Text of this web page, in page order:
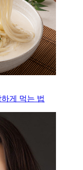
게 먹는 법